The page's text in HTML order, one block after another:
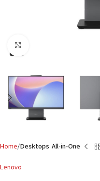
Home Desktops All-in-One
Lenovo